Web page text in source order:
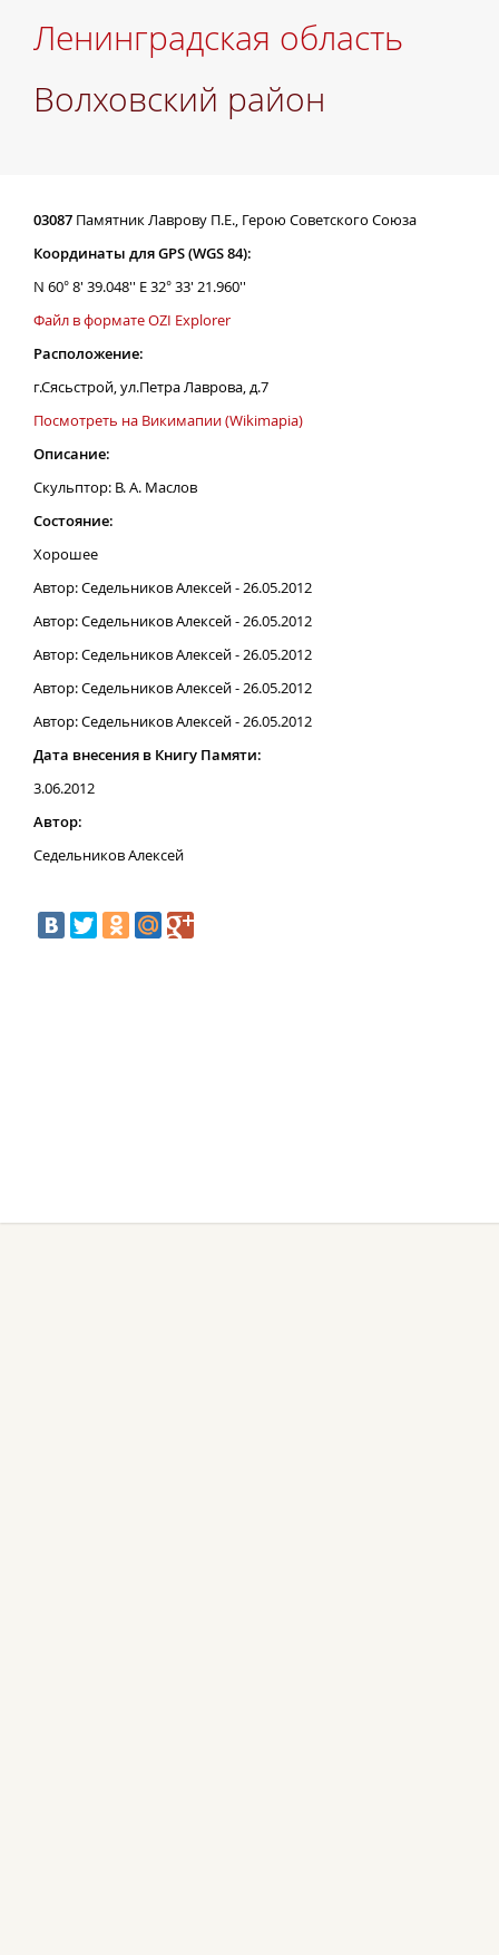
Ленинградская область
Волховский район
03087 Памятник Лаврову П.Е., Герою Советского Союза
Координаты для GPS (WGS 84):
N 60° 8' 39.048'' E 32° 33' 21.960''
Файл в формате OZI Explorer
Расположение:
г.Сясьстрой, ул.Петра Лаврова, д.7
Посмотреть на Викимапии (Wikimapia)
Описание:
Скульптор: В. А. Маслов
Состояние:
Хорошее
Автор: Седельников Алексей - 26.05.2012
Автор: Седельников Алексей - 26.05.2012
Автор: Седельников Алексей - 26.05.2012
Автор: Седельников Алексей - 26.05.2012
Автор: Седельников Алексей - 26.05.2012
Дата внесения в Книгу Памяти:
3.06.2012
Автор:
Седельников Алексей